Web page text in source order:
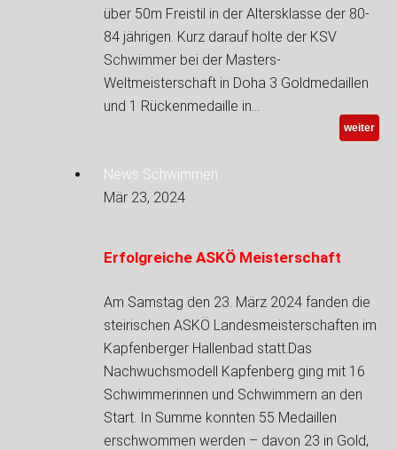
über 50m Freistil in der Altersklasse der 80-
84 jährigen. Kurz darauf holte der KSV
Schwimmer bei der Masters-
Weltmeisterschaft in Doha 3 Goldmedaillen
und 1 Rückenmedaille in…
weiter
News Schwimmen
Mär 23, 2024
Erfolgreiche ASKÖ Meisterschaft
Am Samstag den 23. März 2024 fanden die
steirischen ASKÖ Landesmeisterschaften im
Kapfenberger Hallenbad statt.Das
Nachwuchsmodell Kapfenberg ging mit 16
Schwimmerinnen und Schwimmern an den
Start. In Summe konnten 55 Medaillen
erschwommen werden – davon 23 in Gold,